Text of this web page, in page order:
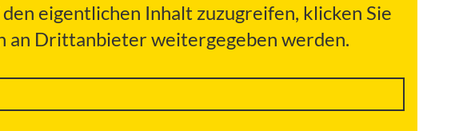
den eigentlichen Inhalt zuzugreifen, klicken Sie
an Drittanbieter weitergegeben werden.